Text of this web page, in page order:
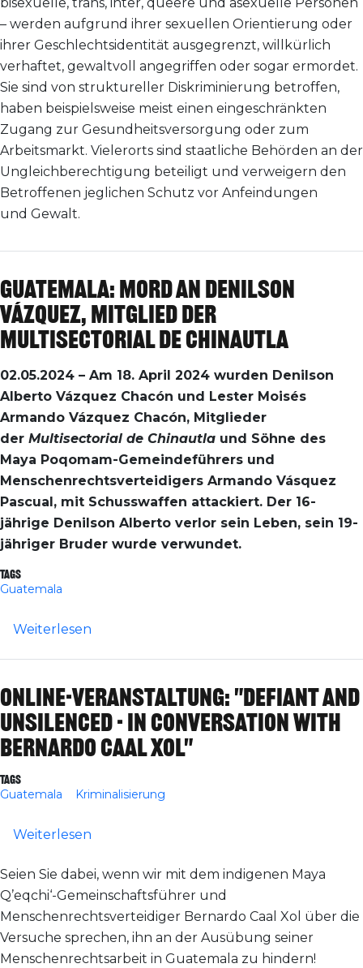
– werden aufgrund ihrer sexuellen Orientierung oder
ihrer Geschlechtsidentität ausgegrenzt, willkürlich
verhaftet, gewaltvoll angegriffen oder sogar ermordet.
Sie sind von struktureller Diskriminierung betroffen,
haben beispielsweise meist einen eingeschränkten
Zugang zur Gesundheitsversorgung oder zum
Arbeitsmarkt. Vielerorts sind staatliche Behörden an der
Ungleichberechtigung beteiligt und verweigern den
Betroffenen jeglichen Schutz vor Anfeindungen
und Gewalt.
Guatemala: Mord an Denilson
Vázquez, Mitglied der
Multisectorial de Chinautla
02.05.2024 – Am 18. April 2024 wurden Denilson
Alberto Vázquez Chacón und Lester Moisés
Armando Vázquez Chacón, Mitglieder
der Multisectorial de Chinautla und Söhne des
Maya Poqomam-Gemeindeführers und
Menschenrechtsverteidigers Armando Vásquez
Pascual, mit Schusswaffen attackiert. Der 16-
jährige Denilson Alberto verlor sein Leben, sein 19-
jähriger Bruder wurde verwundet.
Tags
Guatemala
Weiterlesen
Online-Veranstaltung: "Defiant and
Unsilenced - In Conversation with
Bernardo Caal Xol"
Tags
Guatemala Kriminalisierung
Weiterlesen
Seien Sie dabei, wenn wir mit dem indigenen Maya
Q’eqchi‘-Gemeinschaftsführer und
Menschenrechtsverteidiger Bernardo Caal Xol über die
Versuche sprechen, ihn an der Ausübung seiner
Menschenrechtsarbeit in Guatemala zu hindern!